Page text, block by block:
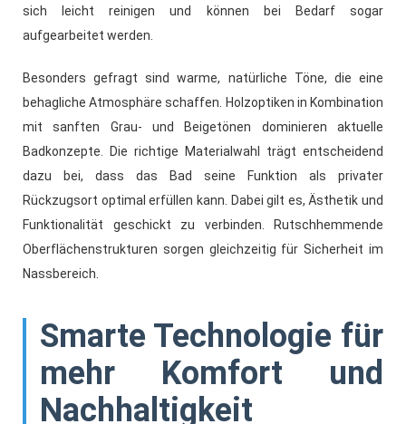
sich leicht reinigen und können bei Bedarf sogar
aufgearbeitet werden.
Besonders gefragt sind warme, natürliche Töne, die eine
behagliche Atmosphäre schaffen. Holzoptiken in Kombination
mit sanften Grau- und Beigetönen dominieren aktuelle
Badkonzepte. Die richtige Materialwahl trägt entscheidend
dazu bei, dass das Bad seine Funktion als privater
Rückzugsort optimal erfüllen kann. Dabei gilt es, Ästhetik und
Funktionalität geschickt zu verbinden. Rutschhemmende
Oberflächenstrukturen sorgen gleichzeitig für Sicherheit im
Nassbereich.
Smarte Technologie für
mehr Komfort und
Nachhaltigkeit